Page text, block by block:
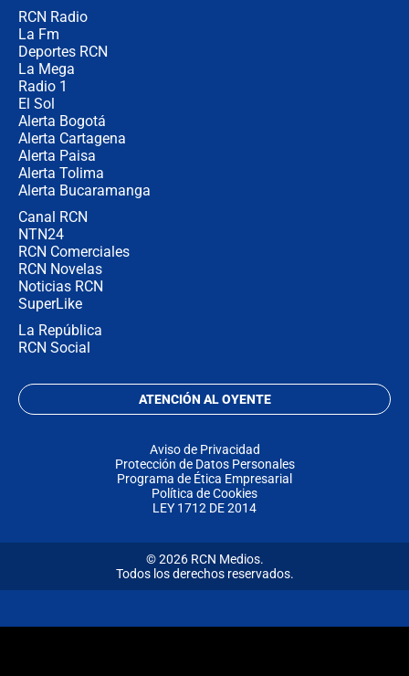
RCN Radio
La Fm
Deportes RCN
La Mega
Radio 1
El Sol
Alerta Bogotá
Alerta Cartagena
Alerta Paisa
Alerta Tolima
Alerta Bucaramanga
Canal RCN
NTN24
RCN Comerciales
RCN Novelas
Noticias RCN
SuperLike
La República
RCN Social
ATENCIÓN AL OYENTE
Aviso de Privacidad
Protección de Datos Personales
Programa de Ética Empresarial
Política de Cookies
LEY 1712 DE 2014
© 2026 RCN Medios.
Todos los derechos reservados.